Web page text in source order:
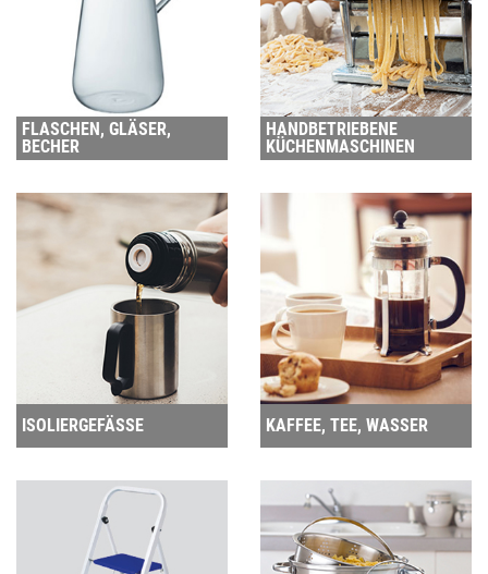
FLASCHEN, GLÄSER,
BECHER
HANDBETRIEBENE
KÜCHENMASCHINEN
ISOLIERGEFÄSSE KAFFEE, TEE, WASSER